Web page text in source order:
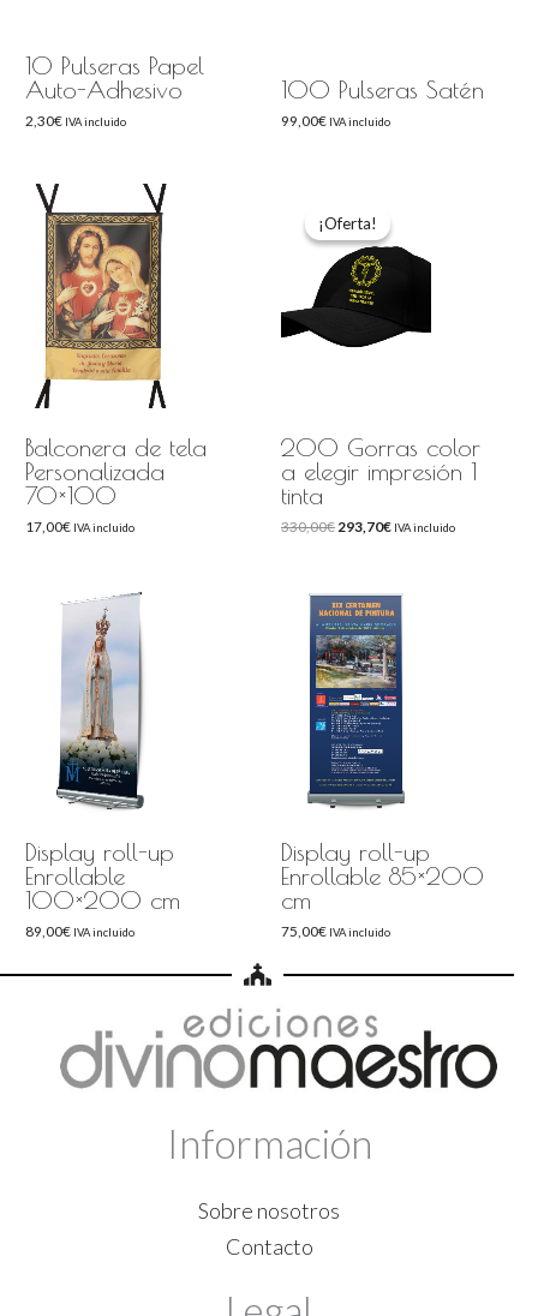
10 Pulseras Papel
Auto-Adhesivo
2,30€ IVA incluido
100 Pulseras Satén
99,00€ IVA incluido
Balconera de tela
Personalizada
70×100
17,00€ IVA incluido
¡Oferta!
¡Oferta!
200 Gorras color
a elegir impresión 1
tinta
330,00€
original
era:
330,00€.
293,70€ IVA incluido
Display roll-up
Enrollable
100×200 cm
89,00€ IVA incluido
Display roll-up
Enrollable 85×200
cm
75,00€ IVA incluido
Información
Sobre nosotros
Contacto